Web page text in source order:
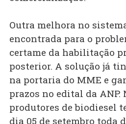
Outra melhora no
encontrada para o
certame da habilitação
posterior. A solução já
na portaria do MME e
prazos no edital da ANP.
produtores de biodiesel
dia 05 de setembro toda